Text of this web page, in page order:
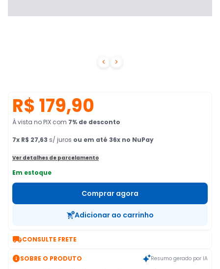
 
R$ 179,90
À vista no PIX com 7% de desconto
7x R$ 27,63 s/ juros ou em até 36x no NuPay
Ver detalhes de parcelamento
Em estoque
Comprar agora
Adicionar ao carrinho
CONSULTE FRETE
SOBRE O PRODUTO Resumo gerado por IA